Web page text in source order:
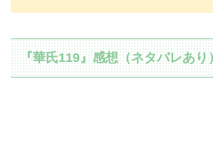
『華氏119』感想（ネタバレあり